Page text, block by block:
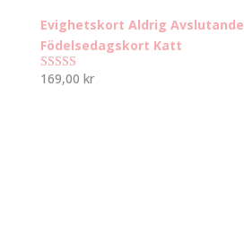
Evighetskort Aldrig Avslutande
Födelsedagskort Katt
Betygsatt
169,00 kr